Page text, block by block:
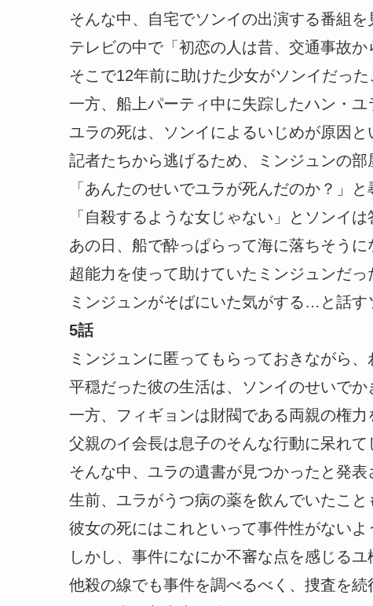
そんな中、自宅でソンイの出演する番組を
テレビの中で「初恋の人は昔、交通事故か
そこで12年前に助けた少女がソンイだっ
一方、船上パーティ中に失踪したハン・ユ
ユラの死は、ソンイによるいじめが原因と
記者たちから逃げるため、ミンジュンの部
「あんたのせいでユラが死んだのか？」と
「自殺するような女じゃない」とソンイは
あの日、船で酔っぱらって海に落ちそうに
超能力を使って助けていたミンジュンだっ
ミンジュンがそばにいた気がする…と話す
5話
ミンジュンに匿ってもらっておきながら、
平穏だった彼の生活は、ソンイのせいでか
一方、フィギョンは財閥である両親の権
父親のイ会長は息子のそんな行動に呆れて
そんな中、ユラの遺書が見つかったと発表
生前、ユラがうつ病の薬を飲んでいたこと
彼女の死にはこれといって事件性がないよ
しかし、事件になにか不審な点を感じるユ
他殺の線でも事件を調べるべく、捜査を続